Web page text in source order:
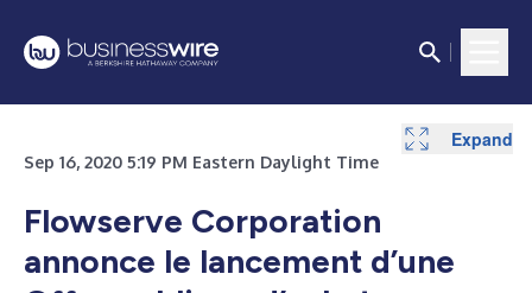
Sep 16, 2020 5:19 PM Eastern Daylight Time
Flowserve Corporation
annonce le lancement d’une
Expand
Expand